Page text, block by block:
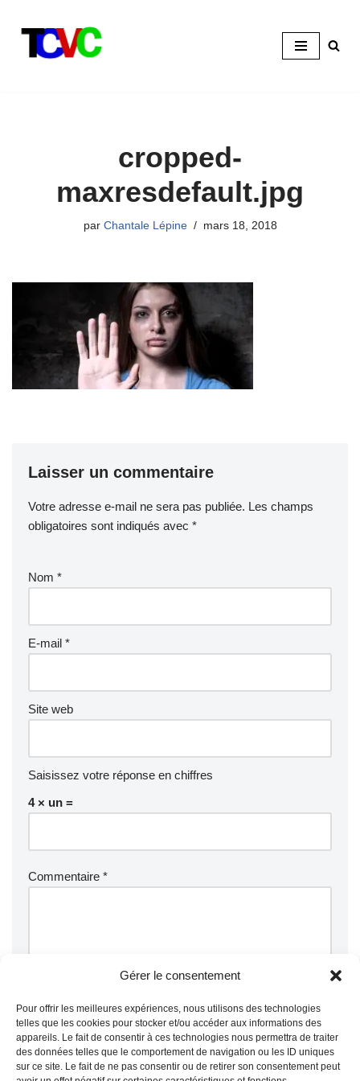
Gérer le consentement
Pour offrir les meilleures expériences, nous utilisons des technologies
telles que les cookies pour stocker et/ou accéder aux informations des
appareils. Le fait de consentir à ces technologies nous permettra de traiter
des données telles que le comportement de navigation ou les ID uniques
sur ce site. Le fait de ne pas consentir ou de retirer son consentement peut
cropped-
maxresdefault.jpg
par Chantale Lépine mars 18, 2018
Laisser un commentaire
Votre adresse e-mail ne sera pas publiée. Les champs
obligatoires sont indiqués avec *
Nom *
E-mail *
Site web
Saisissez votre réponse en chiffres
4 × un =
Commentaire *